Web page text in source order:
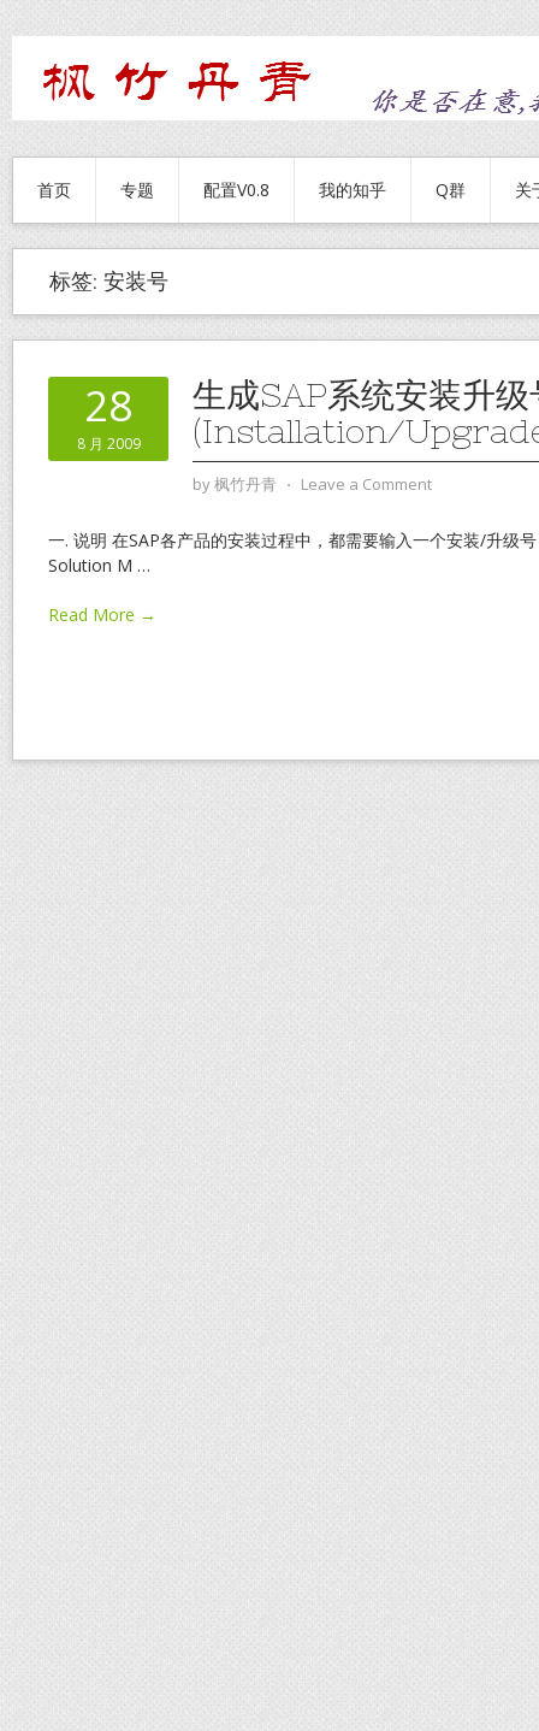
首页 专题 配置V0.8 我的知乎 Q群 关
标签: 安装号
28
8 月 2009
生成SAP系统安装升级
(Installation/
by枫竹丹青 ⋅ Leave a Comment
一. 说明 在SAP各产品的安装过程中，都需要输入一个安装/升级
Solution M …
Read More →